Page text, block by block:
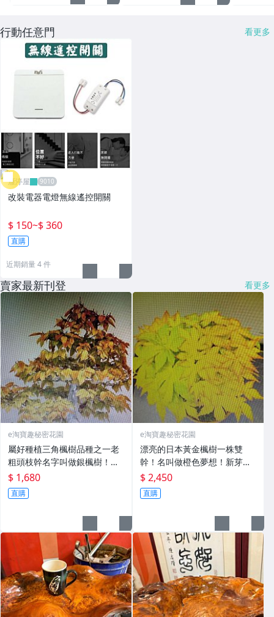
行動任意門 看更多
雁渟屋
改裝電器電燈無線遙控開關
$ 150~$ 360
直購
近期銷量 4 件
賣家最新刊登 看更多
e淘寶趣秘密花園
屬好種植三角楓樹品種之一老
粗頭枝幹名字叫做銀楓樹！小
品盆栽半日照以上潮濕環境就
可種得很好秋冬寒冷時候葉子
也會變黃紅色免運
$ 1,680
直購
e淘寶趣秘密花園
漂亮的日本黃金楓樹一株雙
幹！名叫做橙色夢想！新芽的
時候鮮艷紅黃色好種植喜歡全
日照潮濕環境！優惠郵局嘉里
大榮免運費只有一盤
$ 2,450
直購